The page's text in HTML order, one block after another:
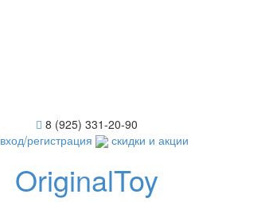
8 (925) 331-20-90
вход/регистрация
скидки и акции
OriginalToy